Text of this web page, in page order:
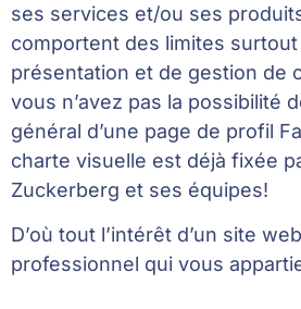
ses services et/ou ses
comportent des limites
présentation et de gestion de
vous n’avez pas la possibilité
général d’une page de profil
charte visuelle est déjà fixée
Zuckerberg et ses équipes!
D’où tout l’intérêt d’un site
professionnel qui vous